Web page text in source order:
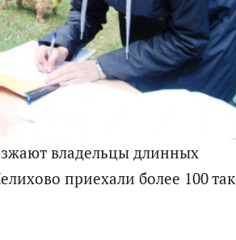
владельцы длинных
приехали более 100